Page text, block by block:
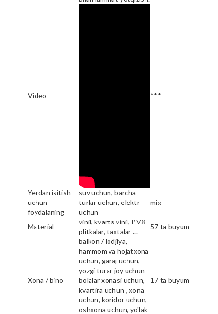
Video ***
Yerdan isitish
uchun
foydalaning
suv uchun, barcha
turlar uchun, elektr
uchun
mix
Material
vinil, kvarts vinil, PVX
plitkalar, taxtalar ...
57 ta buyum
Xona / bino
balkon / lodjiya,
hammom va hojatxona
uchun, garaj uchun,
yozgi turar joy uchun,
bolalar xonasi uchun,
kvartira uchun , xona
uchun, koridor uchun,
oshxona uchun, yo'lak
17 ta buyum